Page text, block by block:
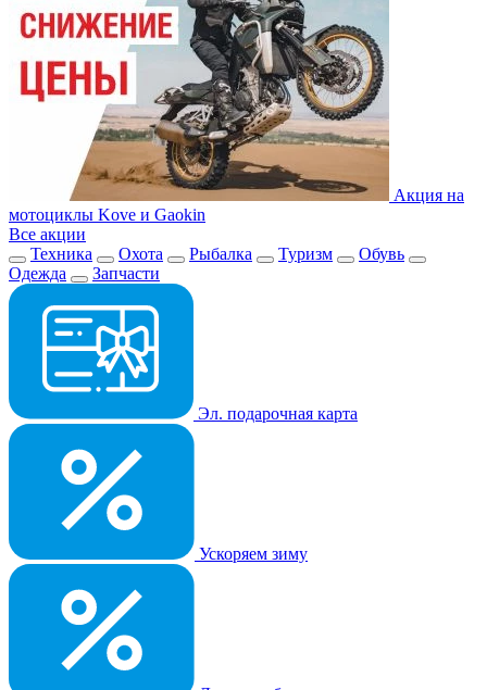
Акция на
мотоциклы Kove и Gaokin
Все акции
Техника
Охота Рыбалка Туризм
Обувь
Одежда
Запчасти
Эл. подарочная карта
Ускоряем зиму